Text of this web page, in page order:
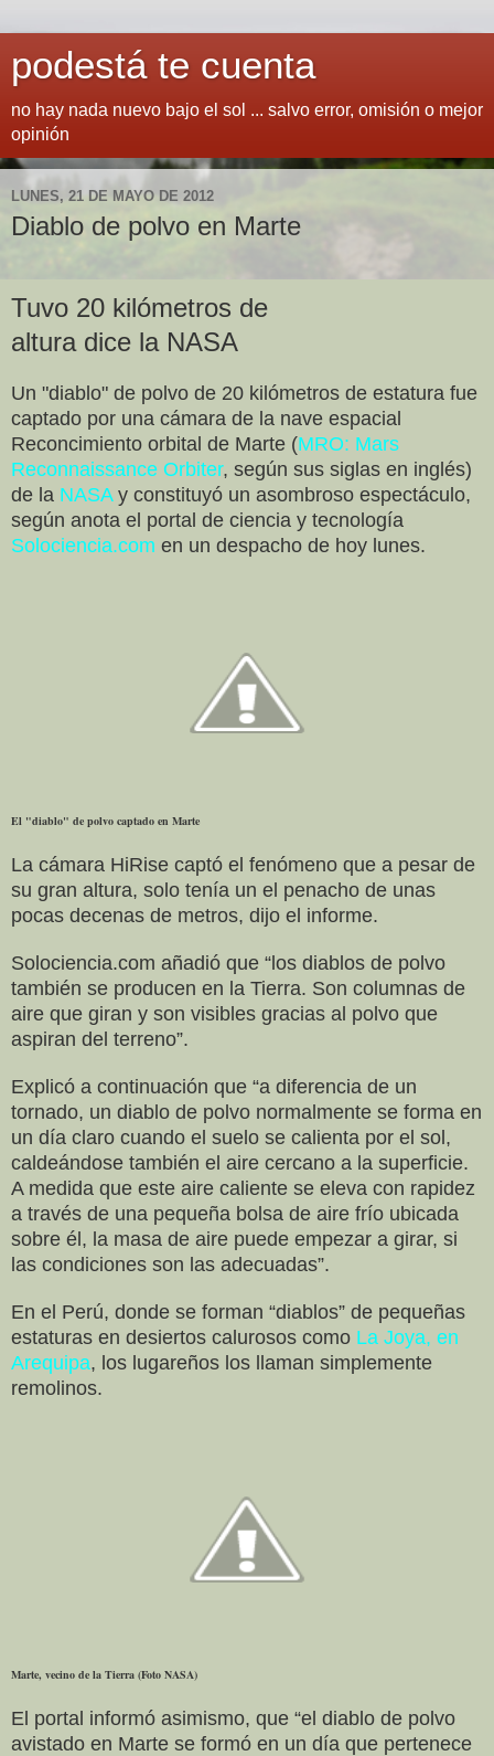
podestá te cuenta
no hay nada nuevo bajo el sol ... salvo error, omisión o mejor
opinión
LUNES, 21 DE MAYO DE 2012
Diablo de polvo en Marte
Tuvo 20 kilómetros de
altura dice la NASA
Un "diablo" de polvo de 20 kilómetros de estatura fue
captado por una cámara de la nave espacial
Reconcimiento orbital de Marte (MRO: Mars
Reconnaissance Orbiter, según sus siglas en inglés)
de la NASAy constituyó un asombroso espectáculo,
según anota el portal de ciencia y tecnología
Solociencia.com en un despacho de hoy lunes.
El "diablo" de polvo captado en Marte
La cámara HiRise captó el fenómeno que a pesar de
su gran altura, solo tenía un el penacho de unas
pocas decenas de metros, dijo el informe.
Solociencia.com añadió que “los diablos de polvo
también se producen en la Tierra. Son columnas de
aire que giran y son visibles gracias al polvo que
aspiran del terreno”.
Explicó a continuación que “a diferencia de un
tornado, un diablo de polvo normalmente se forma en
un día claro cuando el suelo se calienta por el sol,
caldeándose también el aire cercano a la superficie.
A medida que este aire caliente se eleva con rapidez
a través de una pequeña bolsa de aire frío ubicada
sobre él, la masa de aire puede empezar a girar, si
las condiciones son las adecuadas”.
En el Perú, donde se forman “diablos” de pequeñas
estaturas en desiertos calurosos como La Joya, en
Arequipa, los lugareños los llaman simplemente
remolinos.
Marte, vecino de la Tierra (Foto NASA)
El portal informó asimismo, que “el diablo de polvo
avistado en Marte se formó en un día que pertenece